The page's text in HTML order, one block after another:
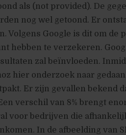
als (not provided). De
nog wel getoond. Er
Volgens Google is dit om de
hebben te verzekeren.
zal beïnvloeden.
hier onderzoek naar
Er zijn gevallen bekend
verschil van 8% brengt
voor bedrijven die
In de afbeelding van